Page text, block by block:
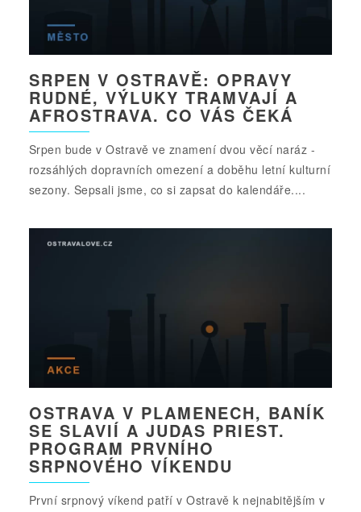
SRPEN V OSTRAVĚ: OPRAVY
RUDNÉ, VÝLUKY TRAMVAJÍ A
AFROSTRAVA. CO VÁS ČEKÁ
Srpen bude v Ostravě ve znamení dvou věcí naráz -
rozsáhlých dopravních omezení a doběhu letní kulturní
sezony. Sepsali jsme, co si zapsat do kalendáře....
OSTRAVA V PLAMENECH, BANÍK
SE SLAVIÍ A JUDAS PRIEST.
PROGRAM PRVNÍHO
SRPNOVÉHO VÍKENDU
První srpnový víkend patří v Ostravě k nejnabitějším v